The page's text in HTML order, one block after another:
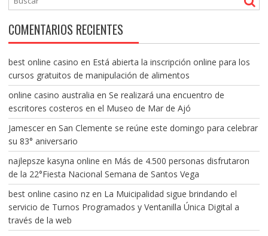
COMENTARIOS RECIENTES
best online casino en Está abierta la inscripción online para los
cursos gratuitos de manipulación de alimentos
online casino australia en Se realizará una encuentro de
escritores costeros en el Museo de Mar de Ajó
Jamesceren San Clemente se reúne este domingo para celebrar
su 83° aniversario
najlepsze kasyna online en Más de 4.500 personas disfrutaron
de la 22°Fiesta Nacional Semana de Santos Vega
best online casino nzen La Muicipalidad sigue brindando el
servicio de Turnos Programados y Ventanilla Única Digital a
través de la web